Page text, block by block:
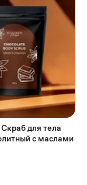
для тела
с маслами